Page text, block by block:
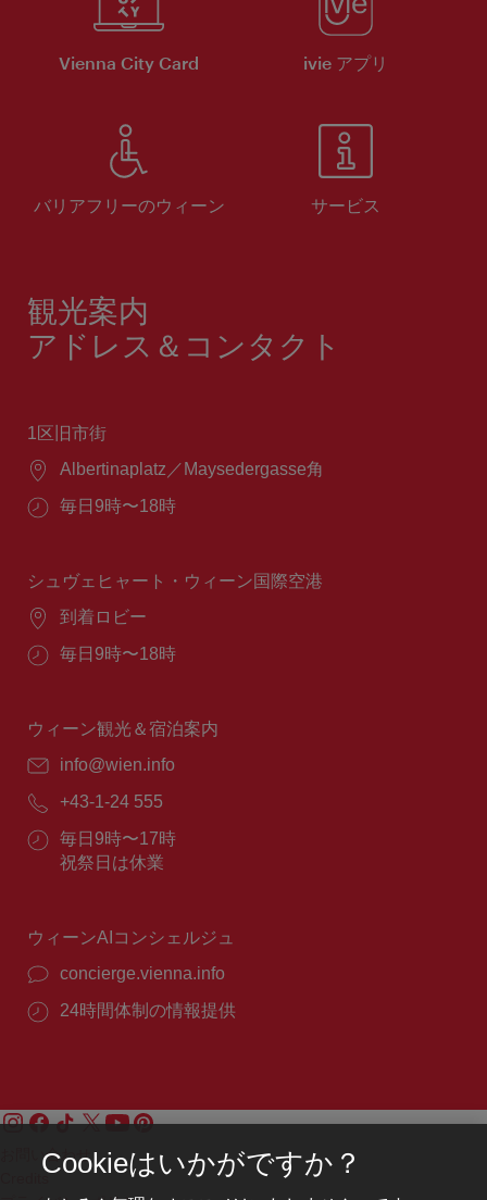
Vienna City Card ivie アプリ
バリアフリーのウィーン サービス
観光案内
アドレス＆コンタクト
1区旧市街
場
Albertinaplatz／Maysedergasse角
営
間：
毎日9時〜18時
シュヴェヒャート・ウィーン国際空港
場
到着ロビー
営
間：
毎日9時〜18時
ウィーン観光＆宿泊案内
E
ー
ル：
info@wien.info
電
番
号：
+43-1-24 555
営
業
毎日9時〜17時
祝祭日は休業
ウィーンAIコンシェルジュ
concierge.vienna.info
24時間体制の情報提供
お問い合わせ
Credits
Cookieはいかがですか？